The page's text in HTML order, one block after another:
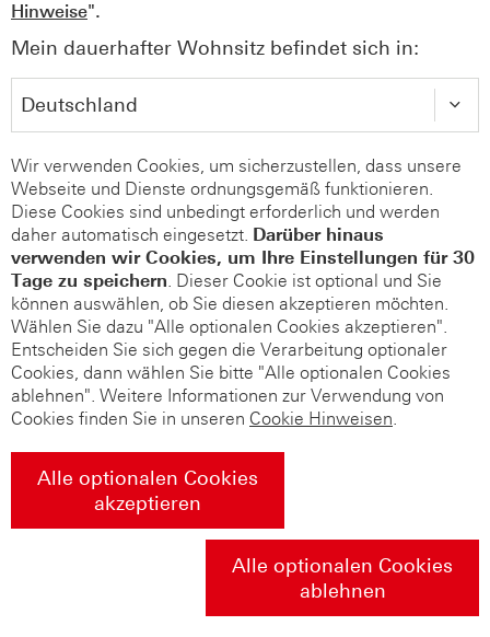
Hinweise".
Mein dauerhafter Wohnsitz befindet sich in:
Wir verwenden Cookies, um sicherzustellen, dass unsere
Webseite und Dienste ordnungsgemäß funktionieren.
Diese Cookies sind unbedingt erforderlich und werden
daher automatisch eingesetzt. Darüber hinaus
verwenden wir Cookies, um Ihre Einstellungen für 30
Tage zu speichern. Dieser Cookie ist optional und Sie
können auswählen, ob Sie diesen akzeptieren möchten.
Wählen Sie dazu "Alle optionalen Cookies akzeptieren".
Entscheiden Sie sich gegen die Verarbeitung optionaler
Cookies, dann wählen Sie bitte "Alle optionalen Cookies
ablehnen". Weitere Informationen zur Verwendung von
Cookies finden Sie in unseren Cookie Hinweisen.
Alle optionalen Cookies
akzeptieren
Alle optionalen Cookies
ablehnen